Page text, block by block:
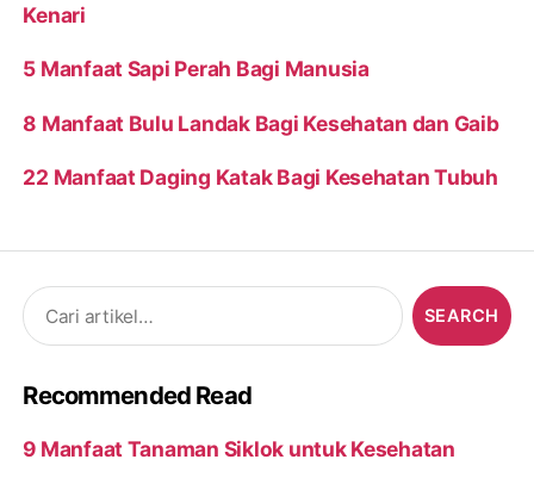
Kenari
5 Manfaat Sapi Perah Bagi Manusia
8 Manfaat Bulu Landak Bagi Kesehatan dan Gaib
22 Manfaat Daging Katak Bagi Kesehatan Tubuh
Search
for:
Recommended Read
9 Manfaat Tanaman Siklok untuk Kesehatan